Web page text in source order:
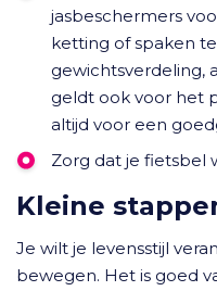
jasbeschermers
ketting of spaken
gewichtsverdeling,
geldt ook voor het
altijd voor een
Zorg dat je fietsbel
Kleine
Je wilt je levensstijl
bewegen. Het is goed